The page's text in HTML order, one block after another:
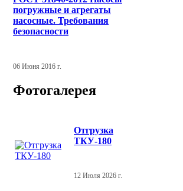
погружные и агрегаты
насосные. Требования
безопасности
06 Июня 2016 г.
Фотогалерея
Отгрузка
ТКУ-180
12 Июля 2026 г.